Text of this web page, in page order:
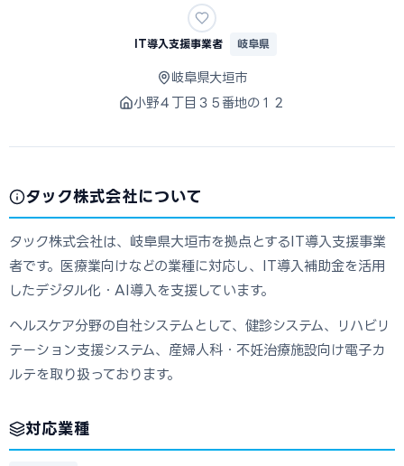
IT導入支援事業者 岐阜県
岐阜県大垣市
小野４丁目３５番地の１２
タック株式会社について
タック株式会社は、岐阜県大垣市を拠点とするIT導入支援事業
者です。医療業向けなどの業種に対応し、IT導入補助金を活用
したデジタル化・AI導入を支援しています。
ヘルスケア分野の自社システムとして、健診システム、リハビリ
テーション支援システム、産婦人科・不妊治療施設向け電子カ
ルテを取り扱っております。
対応業種